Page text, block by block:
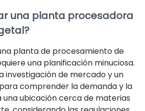
una planta procesadora
planta de procesamiento de
una planificación minuciosa.
investigación de mercado y un
comprender la demanda y la
una ubicación cerca de materias